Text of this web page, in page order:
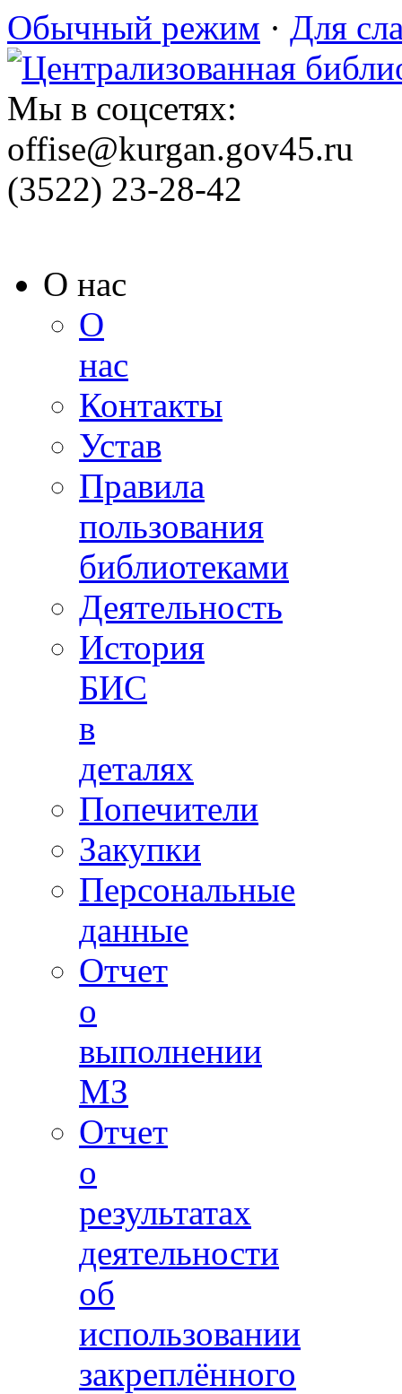
Обычный режим · Для
Мы в соцсетях:
offise@kurgan.gov45.ru
(3522) 23-28-42
О нас
О
нас
Контакты
Устав
Правила
пользования
библиотеками
Деятельность
История
БИС
в
деталях
Попечители
Закупки
Персональные
данные
Отчет
о
выполнении
МЗ
Отчет
о
результатах
деятельности
об
использовании
закреплённого